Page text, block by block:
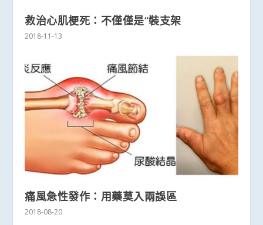
救治心肌梗死：不僅僅是“裝支架
2018-11-13
痛風急性發作：用藥莫入兩誤區
2018-08-20